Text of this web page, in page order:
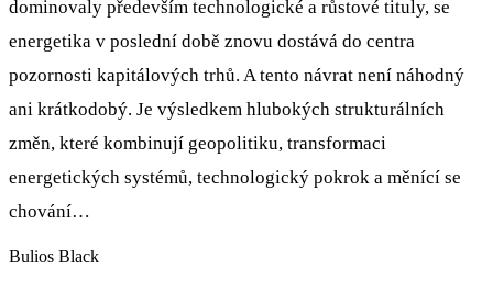
dominovaly především technologické a růstové tituly, se
energetika v poslední době znovu dostává do centra
pozornosti kapitálových trhů. A tento návrat není náhodný
ani krátkodobý. Je výsledkem hlubokých strukturálních
změn, které kombinují geopolitiku, transformaci
energetických systémů, technologický pokrok a měnící se
chování…
Bulios Black